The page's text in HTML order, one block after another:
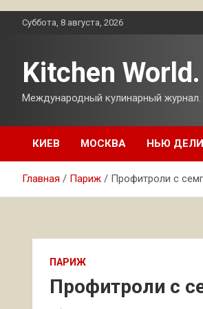
ПерейтиСуббота, 8 августа, 2026
Kitchen World.
Международный кулинарный журнал.
КИЕВ МОСКВА НЬЮ ДЕЛИ
Главная Париж Профитроли с
ПАРИЖ
Профитроли с